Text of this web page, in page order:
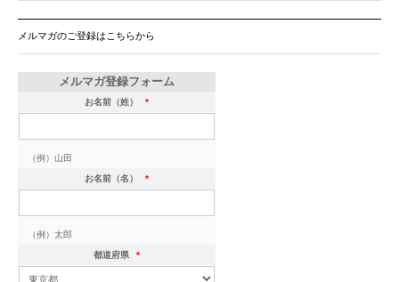
メルマガのご登録はこちらから
メルマガ登録フォーム
お名前（姓） *
（例）山田
お名前（名） *
（例）太郎
都道府県 *